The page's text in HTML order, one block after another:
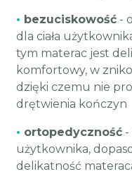
• bezuciskowość -
dla ciała
tym materac jest
komfortowy, w
dzięki czemu nie
drętwienia kończyn
• ortopedyczność -
użytkownika,
delikatność